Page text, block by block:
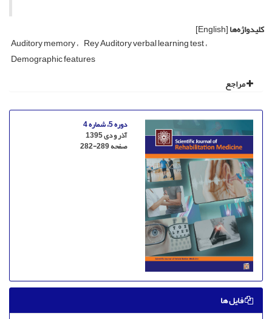
کلیدواژه‌ها[English]
Auditory memory Rey Auditory verbal learning test
Demographic features
مراجع
دوره 5، شماره 4
آذر و دی 1395
صفحه282-289
فایل ها